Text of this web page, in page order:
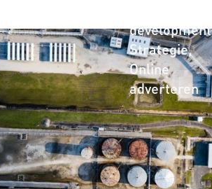
development
Strategie
Online
adverteren